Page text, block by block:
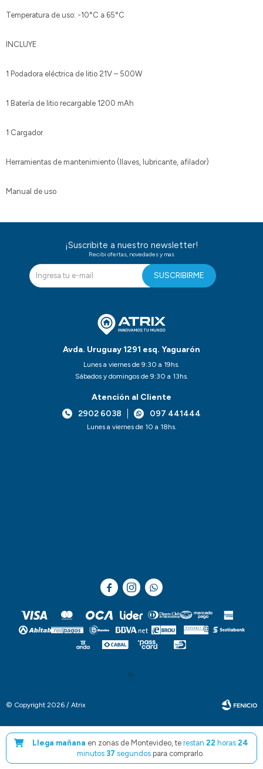
Llega mañana en zonas de Montevideo, te restan 22 horas 24
minutos 37 segundos para comprarlo.
Temperatura de uso: -10°C a 65°C
INCLUYE
1 Podadora eléctrica de litio 21V – 500W
1 Batería de litio recargable 1200 mAh
1 Cargador
Herramientas de mantenimiento (llaves, lubricante, afilador)
Manual de uso
Avda. Uruguay 1291 esq. Yaguarón
Lunes a viernes de 9:30 a 19hs.
Sábados y domingos de 9:30 a 13hs.
Atención al Cliente
2902 6038
097 441444
Lunes a viernes de 10 a 18hs.
¡Suscribite a nuestro newsletter!
Recibi ofertas, novedades y mas
SUSCRIBIRME
  
© Copyright 2026 / Atrix